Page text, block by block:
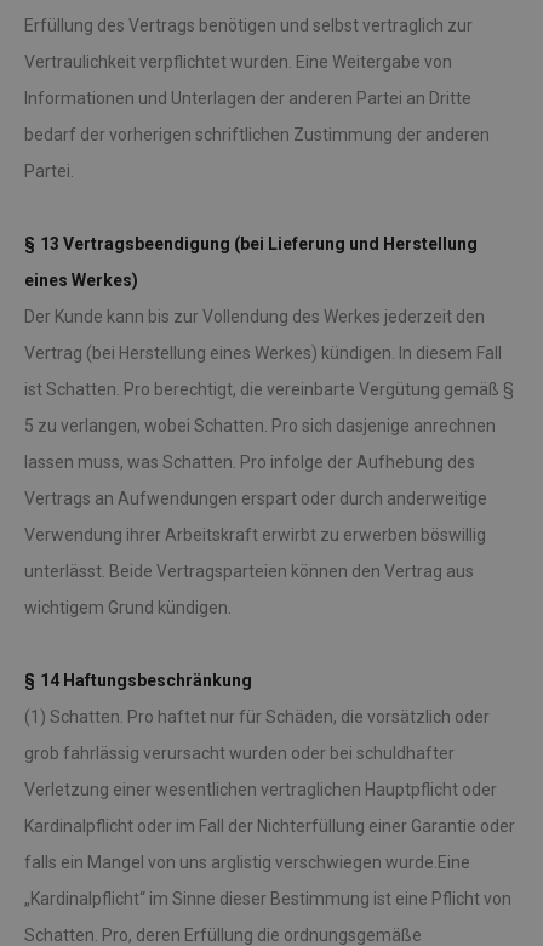
Erfüllung des Vertrags benötigen und selbst vertraglich zur
Vertraulichkeit verpflichtet wurden. Eine Weitergabe von
Informationen und Unterlagen der anderen Partei an Dritte
bedarf der vorherigen schriftlichen Zustimmung der anderen
Partei.
§ 13 Vertragsbeendigung (bei Lieferung und Herstellung
eines Werkes)
Der Kunde kann bis zur Vollendung des Werkes jederzeit den
Vertrag (bei Herstellung eines Werkes) kündigen. In diesem Fall
ist Schatten. Pro berechtigt, die vereinbarte Vergütung gemäß §
5 zu verlangen, wobei Schatten. Pro sich dasjenige anrechnen
lassen muss, was Schatten. Pro infolge der Aufhebung des
Vertrags an Aufwendungen erspart oder durch anderweitige
Verwendung ihrer Arbeitskraft erwirbt zu erwerben böswillig
unterlässt. Beide Vertragsparteien können den Vertrag aus
wichtigem Grund kündigen.
§ 14 Haftungsbeschränkung
(1) Schatten. Pro haftet nur für Schäden, die vorsätzlich oder
grob fahrlässig verursacht wurden oder bei schuldhafter
Verletzung einer wesentlichen vertraglichen Hauptpflicht oder
Kardinalpflicht oder im Fall der Nichterfüllung einer Garantie oder
falls ein Mangel von uns arglistig verschwiegen wurde.Eine
„Kardinalpflicht“ im Sinne dieser Bestimmung ist eine Pflicht von
Schatten. Pro, deren Erfüllung die ordnungsgemäße